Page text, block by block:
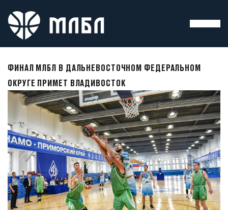
ФИНАЛ МЛБЛ В ДАЛЬНЕВОСТОЧНОМ ФЕДЕРАЛЬНОМ
ОКРУГЕ ПРИМЕТ ВЛАДИВОСТОК